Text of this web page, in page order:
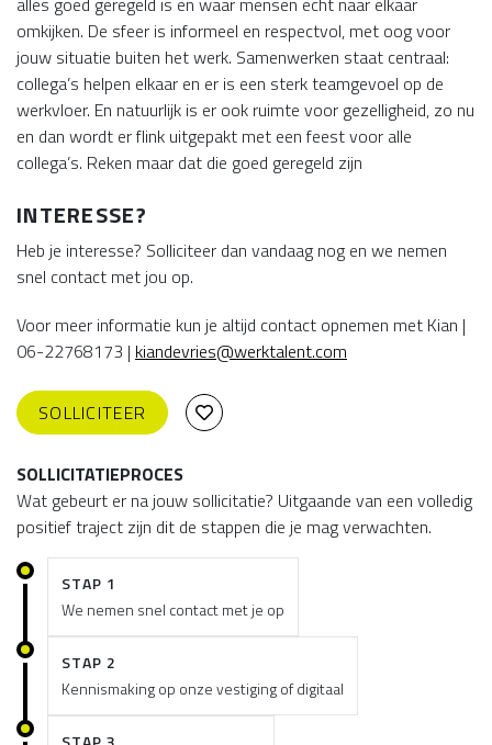
omkijken. De sfeer is informeel en respectvol, met oog voor
jouw situatie buiten het werk. Samenwerken staat centraal:
collega’s helpen elkaar en er is een sterk teamgevoel op de
werkvloer. En natuurlijk is er ook ruimte voor gezelligheid, zo nu
en dan wordt er flink uitgepakt met een feest voor alle
collega’s. Reken maar dat die goed geregeld zijn
INTERESSE?
Heb je interesse? Solliciteer dan vandaag nog en we nemen
snel contact met jou op.
Voor meer informatie kun je altijd contact opnemen met Kian |
06-22768173 | kiandevries@werktalent.com
SOLLICITEER
SOLLICITATIEPROCES
Wat gebeurt er na jouw sollicitatie? Uitgaande van een volledig
positief traject zijn dit de stappen die je mag verwachten.
STAP 1
We nemen snel contact met je op
STAP 2
Kennismaking op onze vestiging of digitaal